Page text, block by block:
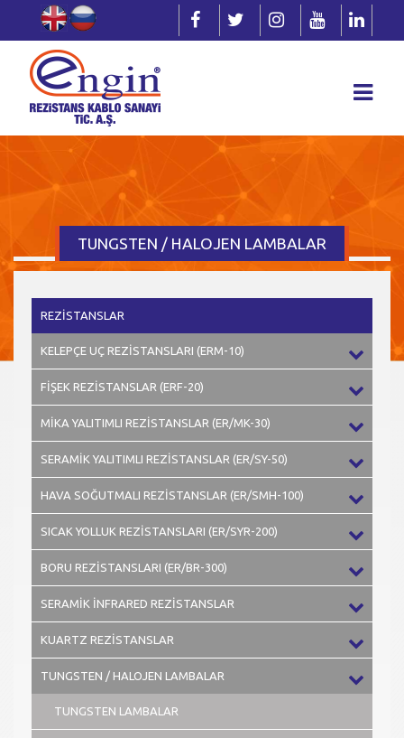
TUNGSTEN / HALOJEN LAMBALAR
REZİSTANSLAR
KELEPÇE UÇ REZİSTANSLARI (ERM-10)
FİŞEK REZİSTANSLAR (ERF-20)
MİKA YALITIMLI REZİSTANSLAR (ER/MK-30)
SERAMİK YALITIMLI REZİSTANSLAR (ER/SY-50)
HAVA SOĞUTMALI REZİSTANSLAR (ER/SMH-100)
SICAK YOLLUK REZİSTANSLARI (ER/SYR-200)
BORU REZİSTANSLARI (ER/BR-300)
SERAMİK İNFRARED REZİSTANSLAR
KUARTZ REZİSTANSLAR
TUNGSTEN / HALOJEN LAMBALAR
TUNGSTEN LAMBALAR